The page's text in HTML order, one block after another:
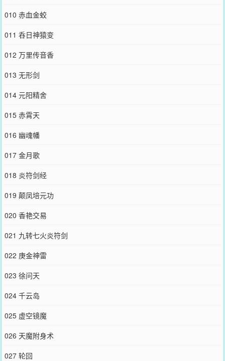
010 赤血金蛟
011 呑日神猿变
012 万里传音香
013 无形剑
014 元阳精舍
015 赤霄天
016 幽魂幡
017 金月歌
018 炎符剑经
019 颠凤培元功
020 香艳交易
021 九转七火炎符剑
022 庚金神雷
023 徐问天
024 千云岛
025 虚空镜魔
026 天魔附身术
027 轮回